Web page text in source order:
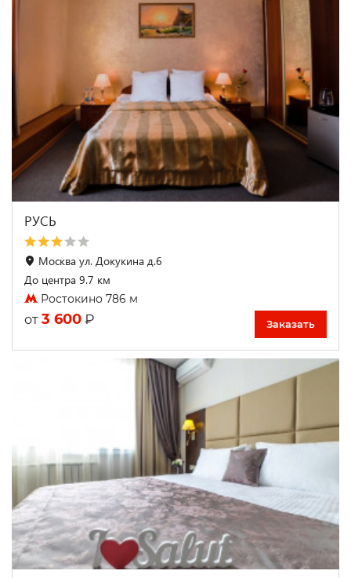
РУСЬ
Москва ул. Докукина д.6
До центра 9.7 км
Ростокино 786 м
от 3 600 ₽ Заказать